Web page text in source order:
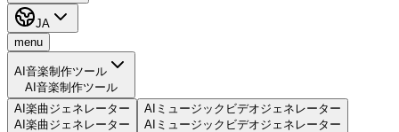
JA
menu
AI音楽制作ツール
AI音楽制作ツール
AI楽曲ジェネレーター
AI楽曲ジェネレーター
AIミュージックビデオジェネレーター
AIミュージックビデオジェネレーター